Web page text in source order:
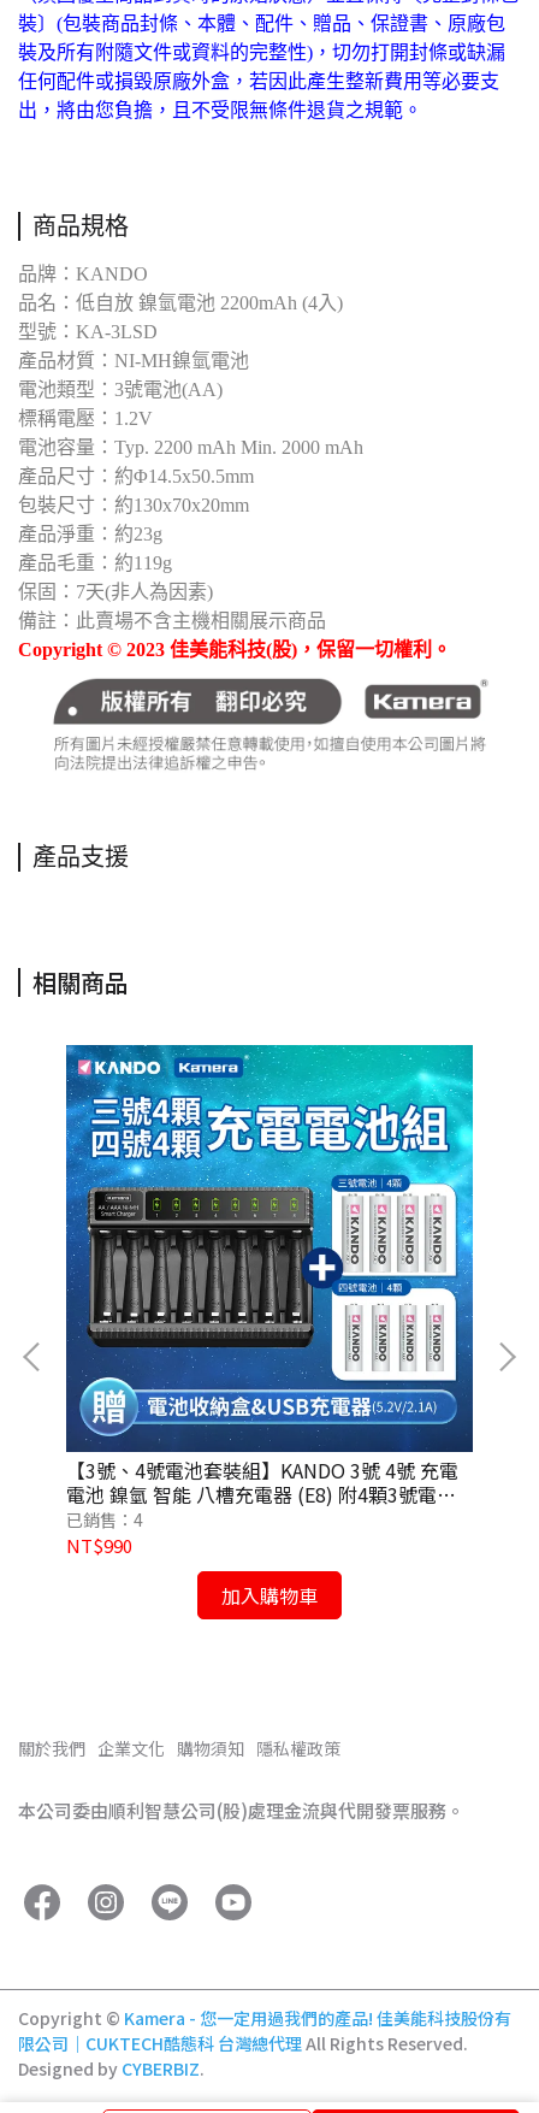
裝〕(包裝商品封條、本體、配件、贈品、保證書、原廠包
裝及所有附隨文件或資料的完整性)，切勿打開封條或缺漏
任何配件或損毀原廠外盒，若因此產生整新費用等必要支
出，將由您負擔，且不受限無條件退貨之規範。
商品規格
品牌：KANDO
品名：低自放 鎳氫電池 2200mAh (4入)
型號：KA-3LSD
產品材質：NI-MH鎳氫電池
電池類型：3號電池(AA)
標稱電壓：1.2V
電池容量：Typ. 2200 mAh Min. 2000 mAh
產品尺寸：約Φ14.5x50.5mm
包裝尺寸：約130x70x20mm
產品淨重：約23g
產品毛重：約119g
保固：7天(非人為因素)
備註：此賣場不含主機相關展示商品
Copyright © 2023 佳美能科技(股)，保留一切權利。
產品支援
相關商品
【3號、4號電池套裝組】KANDO 3號 4號 充電
電池 鎳氫 智能 八槽充電器 (E8) 附4顆3號電
池、4顆4號電池
已銷售：4
NT$990
加入購物車
關於我們 企業文化 購物須知 隱私權政策
本公司委由順利智慧公司(股)處理金流與代開發票服務。
Copyright © Kamera - 您一定用過我們的產品! 佳美能科技股份有
限公司｜CUKTECH酷態科 台灣總代理All Rights Reserved.
Designed by CYBERBIZ.